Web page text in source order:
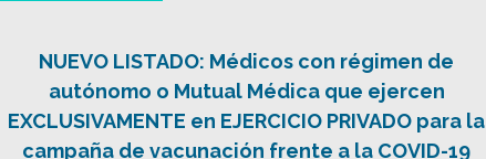
NUEVO LISTADO: Médicos con régimen de
autónomo o Mutual Médica que ejercen
EXCLUSIVAMENTE en EJERCICIO PRIVADO para la
campaña de vacunación frente a la COVID-19